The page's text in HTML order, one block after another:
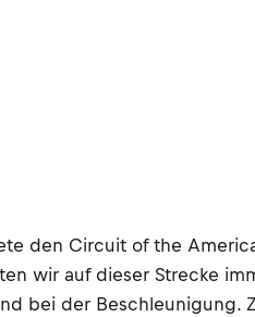
den Circuit of the
wir auf dieser Strecke
bei der Beschleunigung.